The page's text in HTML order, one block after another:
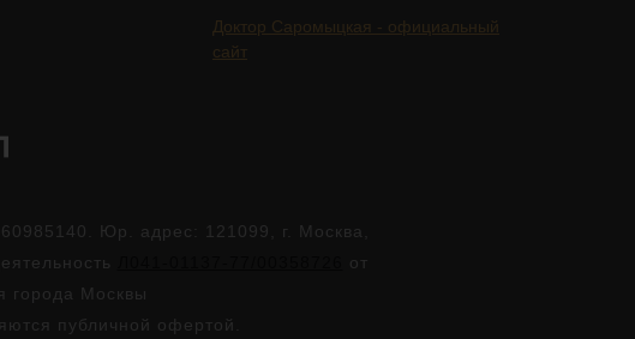
Доктор Саромыцкая - официальный
сайт
Юр. адрес: 121099, г. Москва,
от
города Москвы
публичной офертой.